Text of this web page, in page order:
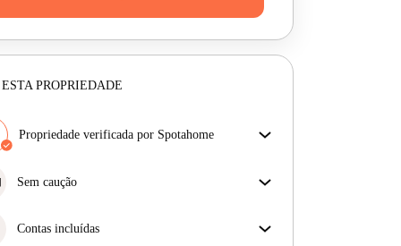
PROPRIEDADE
Propriedade verificada por Spotahome
obténs exatamente o que vês no anúncio.
Sem caução
mudança sem depósito.
Contas incluídas